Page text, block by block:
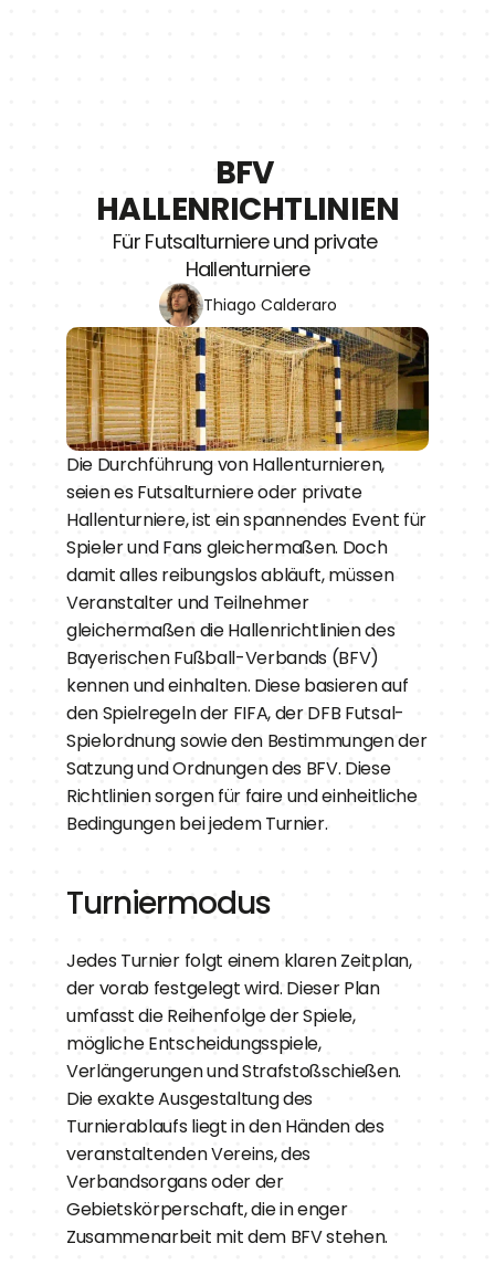
BFV
HALLENRICHTLINIEN
Für Futsalturniere und private
Hallenturniere
Thiago Calderaro
Die Durchführung von Hallenturnieren,
seien es Futsalturniere oder private
Hallenturniere, ist ein spannendes Event für
Spieler und Fans gleichermaßen. Doch
damit alles reibungslos abläuft, müssen
Veranstalter und Teilnehmer
gleichermaßen die Hallenrichtlinien des
Bayerischen Fußball-Verbands (BFV)
kennen und einhalten. Diese basieren auf
den Spielregeln der FIFA, der DFB Futsal-
Spielordnung sowie den Bestimmungen der
Satzung und Ordnungen des BFV. Diese
Richtlinien sorgen für faire und einheitliche
Bedingungen bei jedem Turnier.
Turniermodus
Jedes Turnier folgt einem klaren Zeitplan,
der vorab festgelegt wird. Dieser Plan
umfasst die Reihenfolge der Spiele,
mögliche Entscheidungsspiele,
Verlängerungen und Strafstoßschießen.
Die exakte Ausgestaltung des
Turnierablaufs liegt in den Händen des
veranstaltenden Vereins, des
Verbandsorgans oder der
Gebietskörperschaft, die in enger
Zusammenarbeit mit dem BFV stehen.